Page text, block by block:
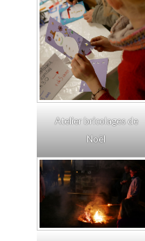
Atelier bricolages de
Noël